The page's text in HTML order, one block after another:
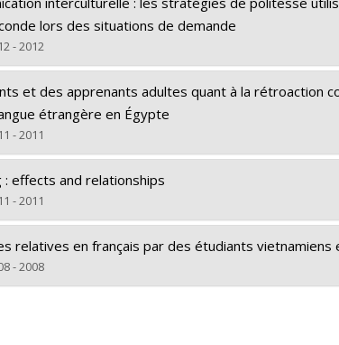
lors des situations de demande
- 2012
et des apprenants adultes quant à la rétroaction
étrangère en Égypte
- 2011
Mohamed, Rania
: effects and relationships
- 2011
relatives en français par des étudiants vietnamiens
- 2008